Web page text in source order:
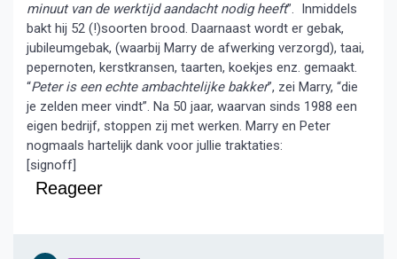
minuut van de werktijd aandacht nodig heeft”. Inmiddels
bakt hij 52 (!)soorten brood. Daarnaast wordt er gebak,
jubileumgebak, (waarbij Marry de afwerking verzorgd), taai,
pepernoten, kerstkransen, taarten, koekjes enz. gemaakt.
“Peter is een echte ambachtelijke bakker”, zei Marry, “die
je zelden meer vindt”. Na 50 jaar, waarvan sinds 1988 een
eigen bedrijf, stoppen zij met werken. Marry en Peter
nogmaals hartelijk dank voor jullie traktaties:
[signoff]
Reageer